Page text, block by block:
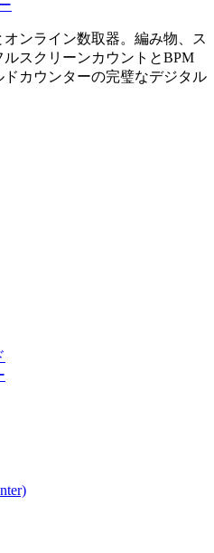
ンライン数取器。編み物、ス
スクリーンカウントとBPM
カウンターの完璧なデジタル